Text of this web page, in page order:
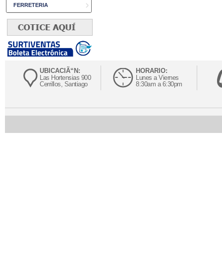
FERRETERIA
UBICACIÃ“N:
Las Hortensias 900
Cerrillos, Santiago
HORARIO:
Lunes a Viernes
8:30am a 6:30pm